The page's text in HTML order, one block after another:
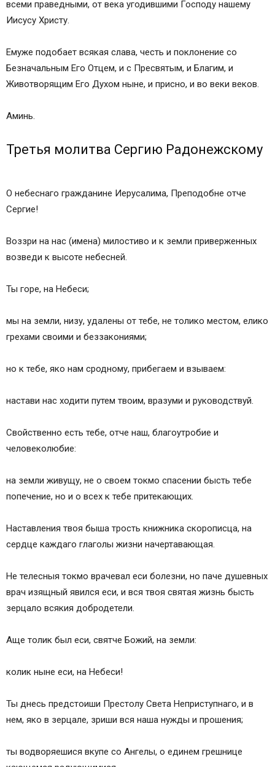
всеми праведными, от века угодившими Господу нашему
Иисусу Христу.
Емуже подобает всякая слава, честь и поклонение со
Безначальным Его Отцем, и с Пресвятым, и Благим, и
Животворящим Его Духом ныне, и присно, и во веки веков.
Аминь.
Третья молитва Сергию Радонежскому
О небеснаго гражданине Иерусалима, Преподобне отче
Сергие!
Воззри на нас (имена) милостиво и к земли приверженных
возведи к высоте небесней.
Ты горе, на Небеси;
мы на земли, низу, удалены от тебе, не толико местом, елико
грехами своими и беззакониями;
но к тебе, яко нам сродному, прибегаем и взываем:
настави нас ходити путем твоим, вразуми и руководствуй.
Свойственно есть тебе, отче наш, благоутробие и
человеколюбие:
на земли живущу, не о своем токмо спасении бысть тебе
попечение, но и о всех к тебе притекающих.
Наставления твоя быша трость книжника скорописца, на
сердце каждаго глаголы жизни начертавающая.
Не телесныя токмо врачевал еси болезни, но паче душевных
врач изящный явился еси, и вся твоя святая жизнь бысть
зерцало всякия добродетели.
Аще толик был еси, святче Божий, на земли:
колик ныне еси, на Небеси!
Ты днесь предстоиши Престолу Света Неприступнаго, и в
нем, яко в зерцале, зриши вся наша нужды и прошения;
ты водворяешися вкупе со Ангелы, о единем грешнице